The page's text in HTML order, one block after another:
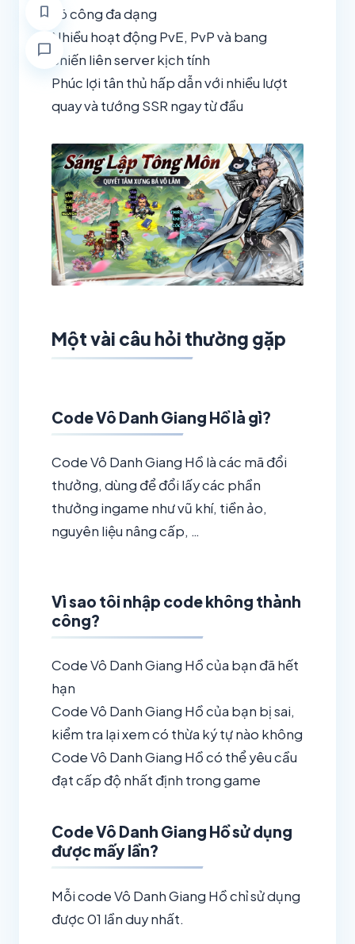
bookmark
chat_bubble
võ công đa dạng
Nhiều hoạt động PvE, PvP và bang
chiến liên server kịch tính
Phúc lợi tân thủ hấp dẫn với nhiều lượt
quay và tướng SSR ngay từ đầu
Một vài câu hỏi thường gặp
Code Vô Danh Giang Hồ là gì?
Code Vô Danh Giang Hồ là các mã đổi
thưởng, dùng để đổi lấy các phần
thưởng ingame như vũ khí, tiền ảo,
nguyên liệu nâng cấp, …
Vì sao tôi nhập code không thành
công?
Code Vô Danh Giang Hồ của bạn đã hết
hạn
Code Vô Danh Giang Hồ của bạn bị sai,
kiểm tra lại xem có thừa ký tự nào không
Code Vô Danh Giang Hồ có thể yêu cầu
đạt cấp độ nhất định trong game
Code Vô Danh Giang Hồ sử dụng
được mấy lần?
Mỗi code Vô Danh Giang Hồ chỉ sử dụng
được 01 lần duy nhất.